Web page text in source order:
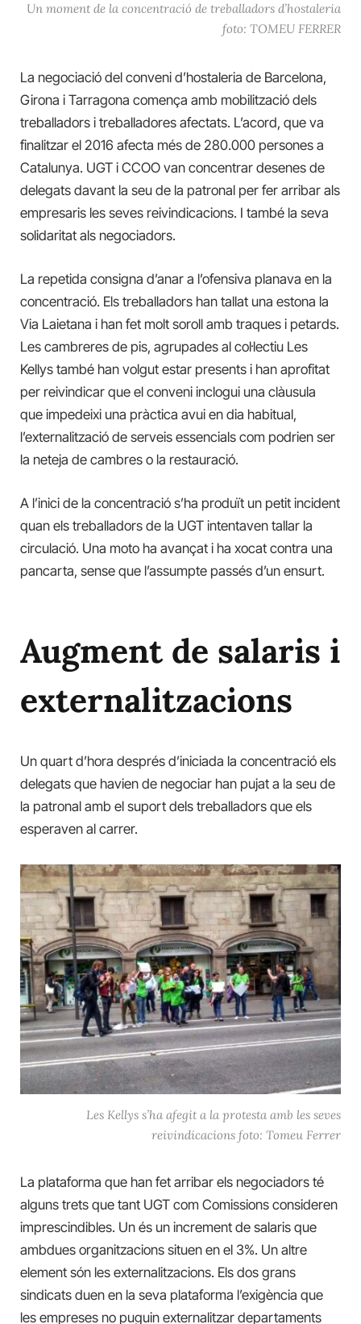
Un moment de la concentració de treballadors d’hostaleria
foto: TOMEU FERRER
La negociació del conveni d’hostaleria de Barcelona,
Girona i Tarragona comença amb mobilització dels
treballadors i treballadores afectats. L’acord, que va
finalitzar el 2016 afecta més de 280.000 persones a
Catalunya. UGT i CCOO van concentrar desenes de
delegats davant la seu de la patronal per fer arribar als
empresaris les seves reivindicacions. I també la seva
solidaritat als negociadors.
La repetida consigna d’anar a l’ofensiva planava en la
concentració. Els treballadors han tallat una estona la
Via Laietana i han fet molt soroll amb traques i petards.
Les cambreres de pis, agrupades al col·lectiu Les
Kellys també han volgut estar presents i han aprofitat
per reivindicar que el conveni inclogui una clàusula
que impedeixi una pràctica avui en dia habitual,
l’externalització de serveis essencials com podrien ser
la neteja de cambres o la restauració.
A l’inici de la concentració s’ha produït un petit incident
quan els treballadors de la UGT intentaven tallar la
circulació. Una moto ha avançat i ha xocat contra una
pancarta, sense que l’assumpte passés d’un ensurt.
Augment de salaris i
externalitzacions
Un quart d’hora després d’iniciada la concentració els
delegats que havien de negociar han pujat a la seu de
la patronal amb el suport dels treballadors que els
esperaven al carrer.
Les Kellys s’ha afegit a la protesta amb les seves
reivindicacions foto: Tomeu Ferrer
La plataforma que han fet arribar els negociadors té
alguns trets que tant UGT com Comissions consideren
imprescindibles. Un és un increment de salaris que
ambdues organitzacions situen en el 3%. Un altre
element són les externalitzacions. Els dos grans
sindicats duen en la seva plataforma l’exigència que
les empreses no puguin externalitzar departaments